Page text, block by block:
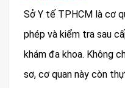
Sở Y tế TPHCM là cơ
phép và kiểm tra sau
khám đa khoa. Không
sơ, cơ quan này còn